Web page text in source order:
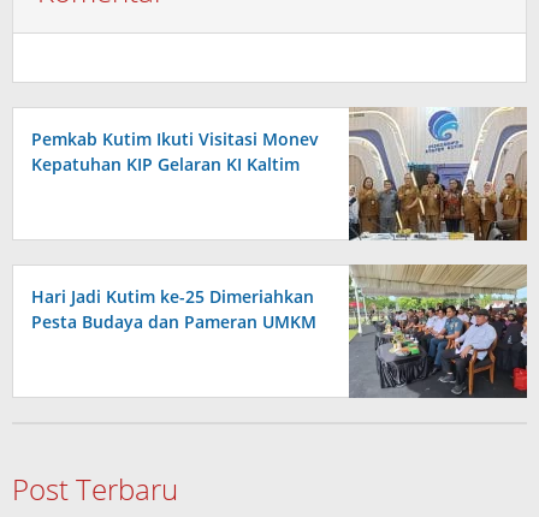
Pemkab Kutim Ikuti Visitasi Monev
Kepatuhan KIP Gelaran KI Kaltim
Hari Jadi Kutim ke-25 Dimeriahkan
Pesta Budaya dan Pameran UMKM
Post Terbaru